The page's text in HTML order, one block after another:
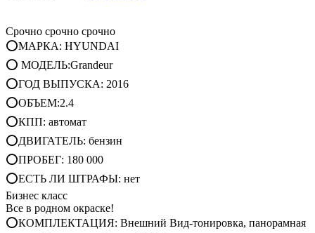
Срочно срочно срочно
⭕МАРКА: HYUNDAI
⭕ МОДЕЛЬ:Grandeur
⭕ГОД ВЫПУСКА: 2016
⭕ОБЪЕМ:2.4
⭕КПП: автомат
⭕ДВИГАТЕЛЬ: бензин
⭕ПРОБЕГ: 180 000
⭕ЕСТЬ ЛИ ШТРАФЫ: нет
Бизнес класс
Все в родном окраске!
⭕КОМПЛЕКТАЦИЯ: Внешний Вид-тонировка, панорамная